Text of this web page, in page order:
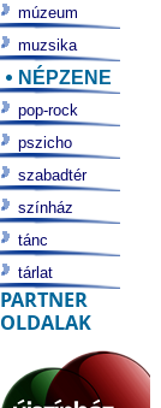
múzeum
muzsika
NÉPZENE
pop-rock
pszicho
szabadtér
színház
tánc
tárlat
PARTNER
OLDALAK